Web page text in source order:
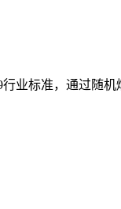
业标准，通过随